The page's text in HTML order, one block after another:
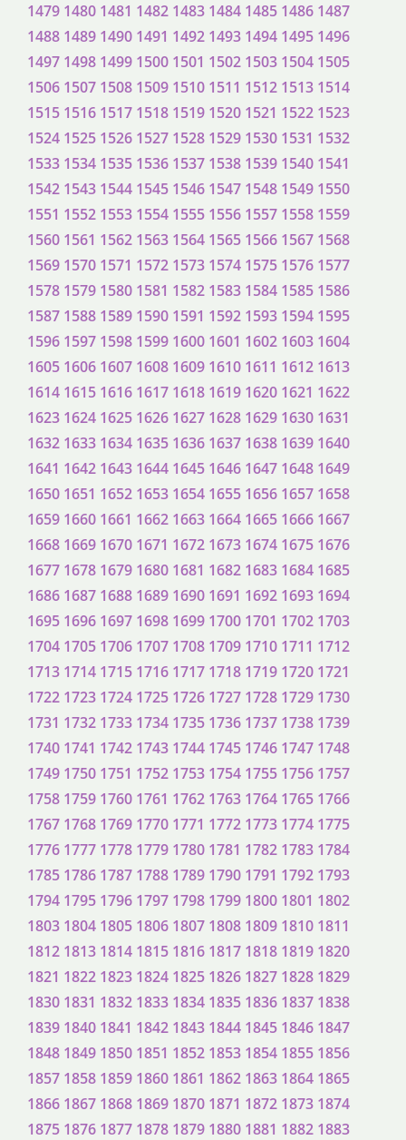
1479 1480 1481 1482 1483 1484 1485 1486 1487
1488 1489 1490 1491 1492 1493 1494 1495 1496
1497 1498 1499 1500 1501 1502 1503 1504 1505
1506 1507 1508 1509 1510 1511 1512 1513 1514
1515 1516 1517 1518 1519 1520 1521 1522 1523
1524 1525 1526 1527 1528 1529 1530 1531 1532
1533 1534 1535 1536 1537 1538 1539 1540 1541
1542 1543 1544 1545 1546 1547 1548 1549 1550
1551 1552 1553 1554 1555 1556 1557 1558 1559
1560 1561 1562 1563 1564 1565 1566 1567 1568
1569 1570 1571 1572 1573 1574 1575 1576 1577
1578 1579 1580 1581 1582 1583 1584 1585 1586
1587 1588 1589 1590 1591 1592 1593 1594 1595
1596 1597 1598 1599 1600 1601 1602 1603 1604
1605 1606 1607 1608 1609 1610 1611 1612 1613
1614 1615 1616 1617 1618 1619 1620 1621 1622
1623 1624 1625 1626 1627 1628 1629 1630 1631
1632 1633 1634 1635 1636 1637 1638 1639 1640
1641 1642 1643 1644 1645 1646 1647 1648 1649
1650 1651 1652 1653 1654 1655 1656 1657 1658
1659 1660 1661 1662 1663 1664 1665 1666 1667
1668 1669 1670 1671 1672 1673 1674 1675 1676
1677 1678 1679 1680 1681 1682 1683 1684 1685
1686 1687 1688 1689 1690 1691 1692 1693 1694
1695 1696 1697 1698 1699 1700 1701 1702 1703
1704 1705 1706 1707 1708 1709 1710 1711 1712
1713 1714 1715 1716 1717 1718 1719 1720 1721
1722 1723 1724 1725 1726 1727 1728 1729 1730
1731 1732 1733 1734 1735 1736 1737 1738 1739
1740 1741 1742 1743 1744 1745 1746 1747 1748
1749 1750 1751 1752 1753 1754 1755 1756 1757
1758 1759 1760 1761 1762 1763 1764 1765 1766
1767 1768 1769 1770 1771 1772 1773 1774 1775
1776 1777 1778 1779 1780 1781 1782 1783 1784
1785 1786 1787 1788 1789 1790 1791 1792 1793
1794 1795 1796 1797 1798 1799 1800 1801 1802
1803 1804 1805 1806 1807 1808 1809 1810 1811
1812 1813 1814 1815 1816 1817 1818 1819 1820
1821 1822 1823 1824 1825 1826 1827 1828 1829
1830 1831 1832 1833 1834 1835 1836 1837 1838
1839 1840 1841 1842 1843 1844 1845 1846 1847
1848 1849 1850 1851 1852 1853 1854 1855 1856
1857 1858 1859 1860 1861 1862 1863 1864 1865
1866 1867 1868 1869 1870 1871 1872 1873 1874
1875 1876 1877 1878 1879 1880 1881 1882 1883